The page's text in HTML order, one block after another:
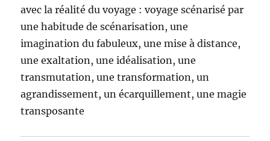
avec la réalité du voyage : voyage scénarisé par
une habitude de scénarisation, une
imagination du fabuleux, une mise à distance,
une exaltation, une idéalisation, une
transmutation, une transformation, un
agrandissement, un écarquillement, une magie
transposante